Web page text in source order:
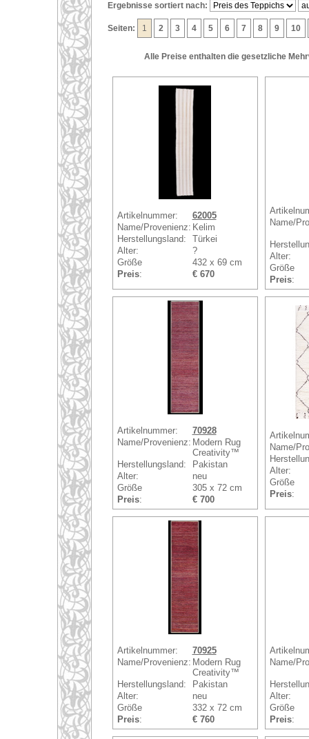
Ergebnisse sortiert nach:
Seiten: 1 2 3 4 5 6 7 8 9 10
Alle Preise enthalten die gesetzliche
Artikelnummer:
62005
Name/Provenienz: Kelim
Herstellungsland:
Türkei
Alter:
?
Größe
432 x 69 cm
Preis: € 670
Name/
Alter:
Größe
Preis:
Artikelnummer:
70928
Name/Provenienz: Modern Rug
Creativity™
Herstellungsland:
Pakistan
Alter:
neu
Größe
305 x 72 cm
Preis: € 700
Name/
Alter:
Größe
Preis:
Artikelnummer:
70925
Name/Provenienz: Modern Rug
Creativity™
Herstellungsland:
Pakistan
Alter:
neu
Größe
332 x 72 cm
Preis: € 760
Name/
Alter:
Größe
Preis: